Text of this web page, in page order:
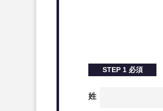
事業再構築補
事業再構築補助
STEP 1 必須
姓